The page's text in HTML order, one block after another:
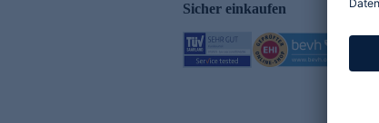
Sicher einkaufen